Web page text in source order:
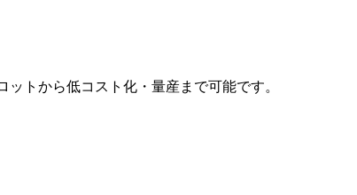
トから低コスト化・量産まで可能です。